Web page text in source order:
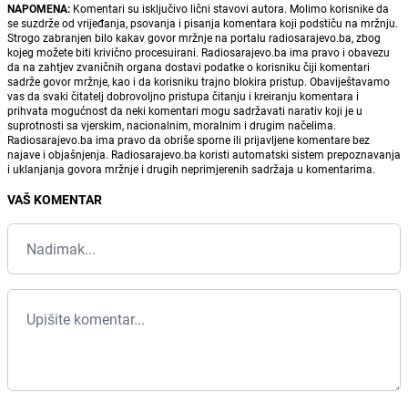
NAPOMENA: Komentari su isključivo lični stavovi autora. Molimo korisnike da
se suzdrže od vrijeđanja, psovanja i pisanja komentara koji podstiču na mržnju.
Strogo zabranjen bilo kakav govor mržnje na portalu radiosarajevo.ba, zbog
kojeg možete biti krivično procesuirani. Radiosarajevo.ba ima pravo i obavezu
da na zahtjev zvaničnih organa dostavi podatke o korisniku čiji komentari
sadrže govor mržnje, kao i da korisniku trajno blokira pristup. Obaviještavamo
vas da svaki čitatelj dobrovoljno pristupa čitanju i kreiranju komentara i
prihvata mogućnost da neki komentari mogu sadržavati narativ koji je u
suprotnosti sa vjerskim, nacionalnim, moralnim i drugim načelima.
Radiosarajevo.ba ima pravo da obriše sporne ili prijavljene komentare bez
najave i objašnjenja. Radiosarajevo.ba koristi automatski sistem prepoznavanja
i uklanjanja govora mržnje i drugih neprimjerenih sadržaja u komentarima.
VAŠ KOMENTAR